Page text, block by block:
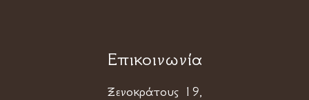
Επικοινωνία
Ξενοκράτους 19,